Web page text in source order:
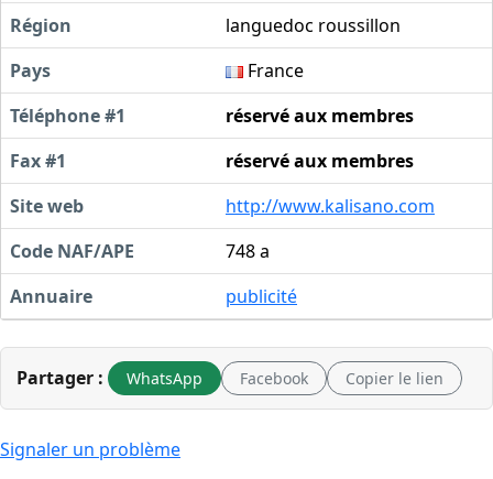
Région
languedoc roussillon
Pays
France
Téléphone #1
réservé aux membres
Fax #1
réservé aux membres
Site web
http://www.kalisano.com
Code NAF/APE
748 a
Annuaire
publicité
Partager : WhatsApp Facebook Copier le lien
Signaler un problème